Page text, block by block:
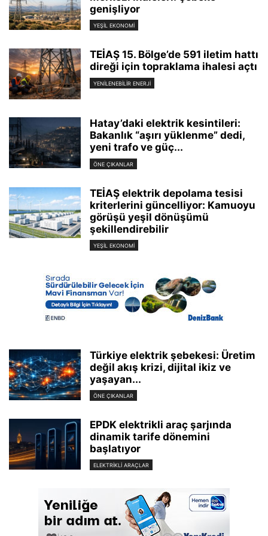
genişliyor
YEŞIL EKONOMI
TEİAŞ 15. Bölge’de 591 iletim hattı
direği için topraklama ihalesi açtı
YENILENEBILIR ENERJI
Hatay’daki elektrik kesintileri:
Bakanlık “aşırı yüklenme” dedi,
yeni trafo ve güç...
ÖNE ÇIKANLAR
TEİAŞ elektrik depolama tesisi
kriterlerini güncelliyor: Kamuoyu
görüşü yeşil dönüşümü
şekillendirebilir
YEŞIL EKONOMI
Türkiye elektrik şebekesi: Üretim
değil akış krizi, dijital ikiz ve
yaşayan...
ÖNE ÇIKANLAR
EPDK elektrikli araç şarjında
dinamik tarife dönemini
başlatıyor
ELEKTRIKLI ARAÇLAR